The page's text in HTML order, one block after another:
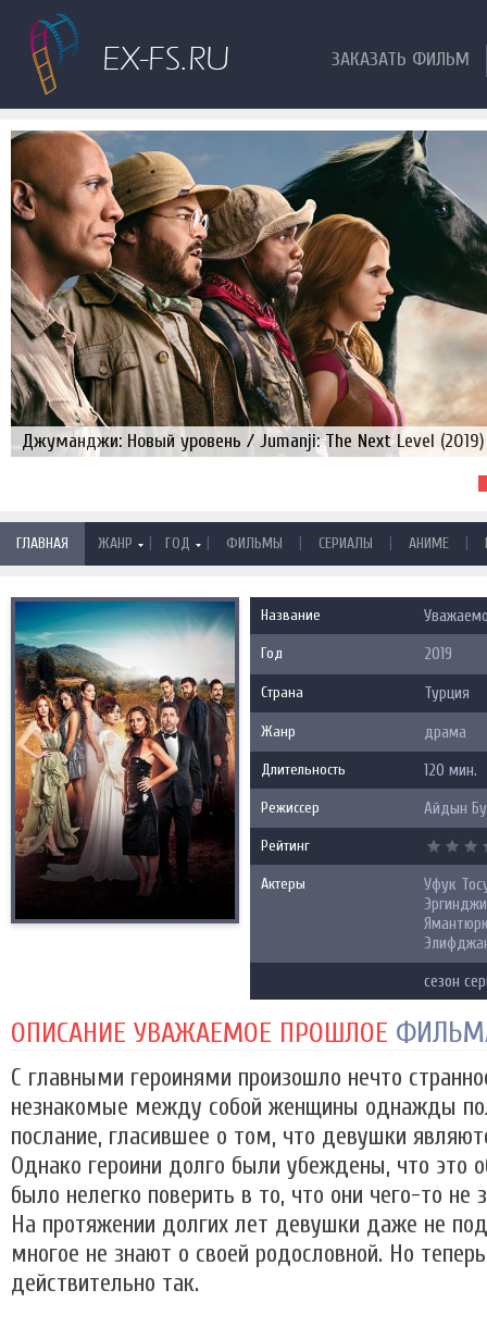
ЗАКАЗАТЬ ФИЛЬМ
Джуманджи: Новый уровень / Jumanji: The Next Level (2019)
ГЛАВНАЯ ЖАНР | ГОД | ФИЛЬМЫ | СЕРИАЛЫ | АНИМЕ |
Название
Год 2019
Страна Турция
Жанр драма
Длительность 120 мин.
Режиссер Айдын
Рейтинг
Актеры
Уфук
сезон
ОПИСАНИЕ УВАЖАЕМОЕ ПРОШЛОЕ
С главными героинями произошло нечто
незнакомые между собой женщины однажды
послание, гласившее о том, что девушки
Однако героини долго были убеждены, что это
было нелегко поверить в то, что они чего-то
На протяжении долгих лет девушки даже не
многое не знают о своей родословной. Но
действительно так.